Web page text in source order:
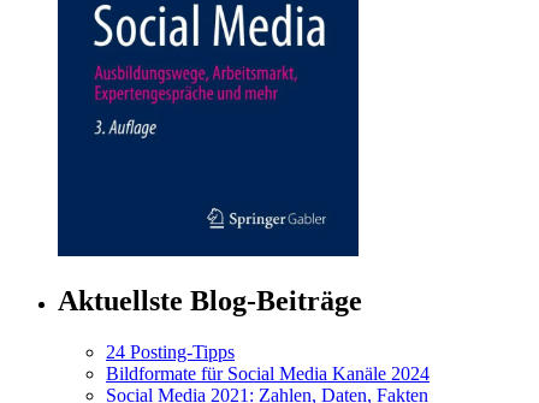
Aktuellste Blog-Beiträge
24 Posting-Tipps
Bildformate für Social Media Kanäle 2024
Social Media 2021: Zahlen, Daten, Fakten